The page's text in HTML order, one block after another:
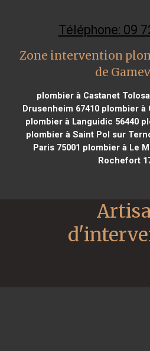
Téléphone: 09
Zone intervention
de
plombier à Castanet
Drusenheim 67410plombier à
plombier à Languidic 56440
plombier à Saint Pol sur
Paris 75001 plombier à Le
Rochefort